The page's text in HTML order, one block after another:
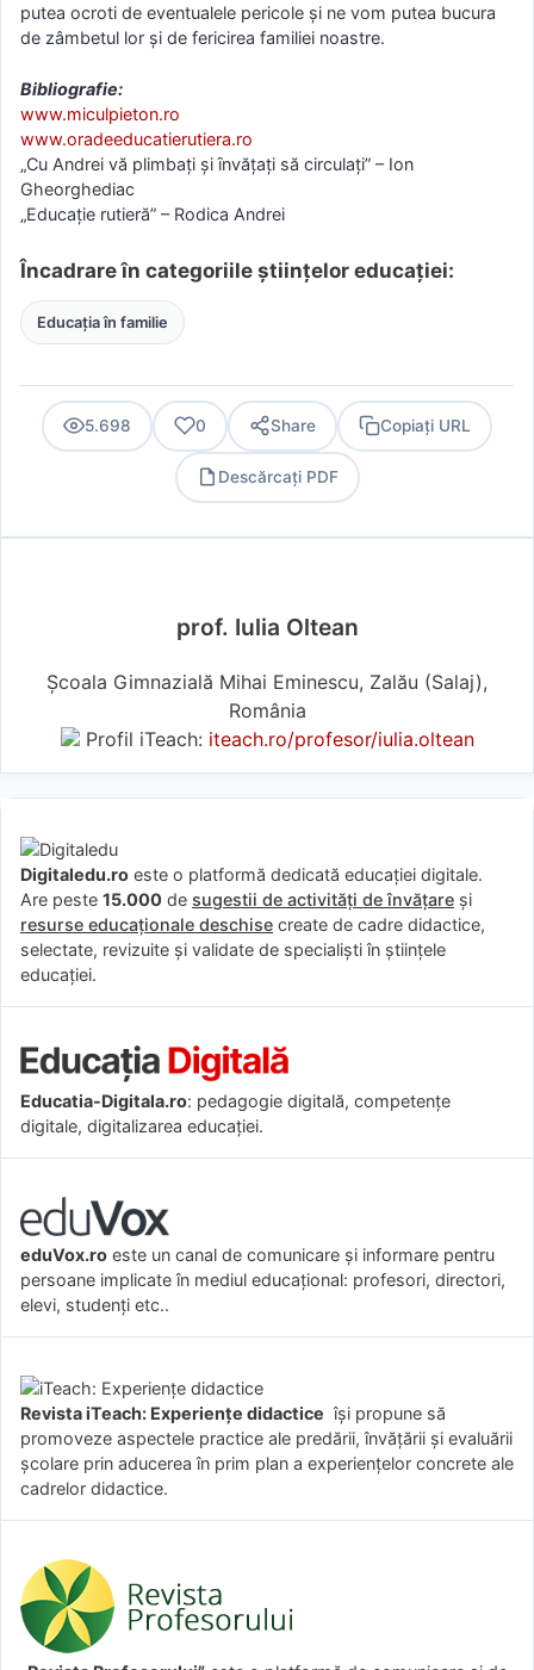
putea ocroti de eventualele pericole şi ne vom putea bucura
de zâmbetul lor şi de fericirea familiei noastre.
Bibliografie:
www.miculpieton.ro
www.oradeeducatierutiera.ro
„Cu Andrei vă plimbaţi şi ȋnvăţaţi să circulaţi” – Ion
Gheorghediac
„Educaţie rutieră” – Rodica Andrei
Încadrare în categoriile științelor educației:
Educația în familie
5.698 0 Share Copiați URL
Descărcați PDF
prof. Iulia Oltean
Școala Gimnazială Mihai Eminescu, Zalău (Salaj),
România
Profil iTeach: iteach.ro/profesor/iulia.oltean
Digitaledu.ro este o platformă dedicată educației digitale.
Are peste 15.000 de sugestii de activități de învățare și
resurse educaționale deschise create de cadre didactice,
selectate, revizuite și validate de specialiști în științele
educației.
Educatia-Digitala.ro: pedagogie digitală, competențe
digitale, digitalizarea educației.
eduVox.ro este un canal de comunicare și informare pentru
persoane implicate în mediul educațional: profesori, directori,
elevi, studenți etc..
Revista iTeach: Experienţe didactice îşi propune să
promoveze aspectele practice ale predării, învăţării şi evaluării
şcolare prin aducerea în prim plan a experienţelor concrete ale
cadrelor didactice.